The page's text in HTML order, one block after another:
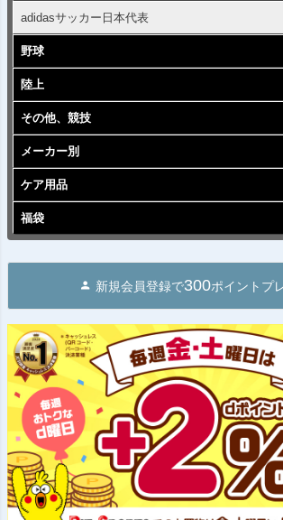
adidasサッカー日本代表
野球
陸上
その他、競技
メーカー別
ケア用品
福袋
新規会員登録で300ポイントプ